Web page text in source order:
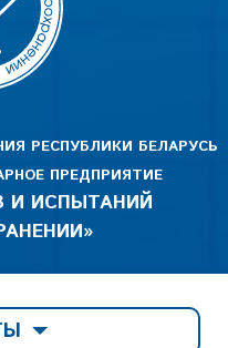
РЕСПУБЛИКИ БЕЛАРУСЬ
ПРЕДПРИЯТИЕ
И ИСПЫТАНИЙ